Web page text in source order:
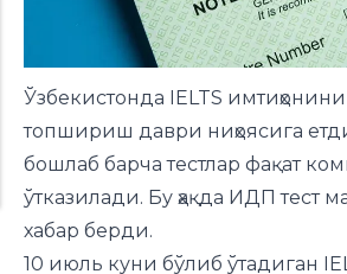
Ўзбекистонда IELTS
топшириш даври ниҳоясига
бошлаб барча тестлар фақат
ўтказилади. Бу ҳақда ИДП тест
хабар берди.
10 июль куни бўлиб ўтадиган